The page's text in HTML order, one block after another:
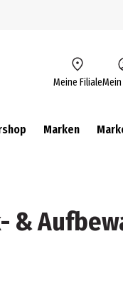
Meine Filiale
Marken
&